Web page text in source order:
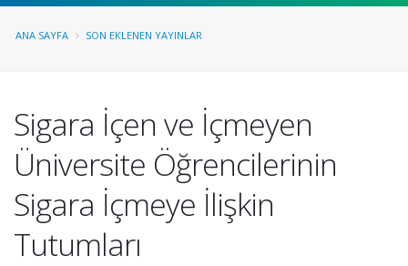
ANA SAYFA SON EKLENEN YAYINLAR
Sigara İçen ve İçmeyen
Üniversite Öğrencilerinin
Sigara İçmeye İlişkin
Tutumları